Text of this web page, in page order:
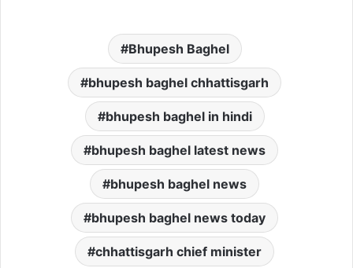
Bhupesh Baghel
bhupesh baghel chhattisgarh
bhupesh baghel in hindi
bhupesh baghel latest news
bhupesh baghel news
bhupesh baghel news today
chhattisgarh chief minister